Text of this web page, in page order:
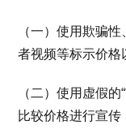
（一）使用欺骗
者视频等标示价格
（二）使用虚假的
比较价格进行宣传